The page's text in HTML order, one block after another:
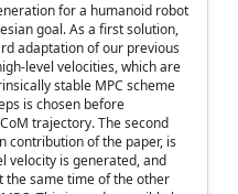
for a humanoid robot
goal. As a first solution,
adaptation of our previous
level velocities, which are
stable MPC scheme
is chosen before
trajectory. The second
contribution of the paper, is
velocity is generated, and
the same time of the other